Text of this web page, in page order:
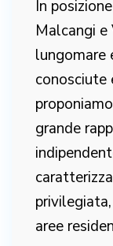
In
Malcangi e
lungomare
grande
aree